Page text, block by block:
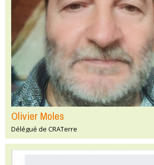
Olivier Moles
Délégué de CRATerre